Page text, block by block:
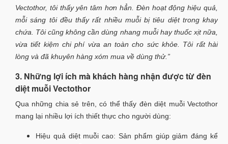
Vectothor, tôi thấy yên tâm hơn hẳn. Đèn hoạt động hiệu quả,
mỗi sáng tôi đều thấy rất nhiều muỗi bị tiêu diệt trong khay
chứa. Tôi cũng không cần dùng nhang muỗi hay thuốc xịt nữa,
vừa tiết kiệm chi phí vừa an toàn cho sức khỏe. Tôi rất hài
lòng và đã khuyên hàng xóm mua về dùng thử.”
3. Những lợi ích mà khách hàng nhận được từ đèn
diệt muỗi Vectothor
Qua những chia sẻ trên, có thể thấy đèn diệt muỗi Vectothor
mang lại nhiều lợi ích thiết thực cho người dùng:
Hiệu quả diệt muỗi cao: Sản phẩm giúp giảm đáng kể